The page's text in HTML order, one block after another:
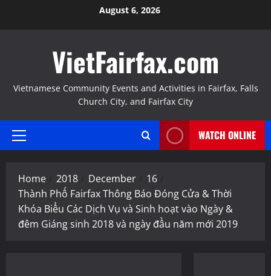
August 6, 2026
VietFairfax.com
Vietnamese Community Events and Activities in Fairfax, Falls
Church City, and Fairfax City
Primary
WATCH ONLINE
Home 2018 December
16
Thành Phố Fairfax Thông Báo Đóng Cửa & Thời
Khóa Biểu Các Dịch Vụ và Sinh hoạt vào Ngày &
đêm Giáng sinh 2018 và ngày đầu năm mới 2019